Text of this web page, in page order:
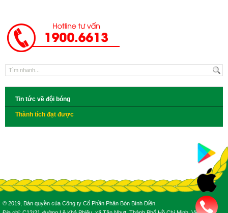
Tin tức về đội bóng
Thành tích đạt được
© 2019, Bản quyền của Công ty Cổ Phần Phân Bón Bình Điền.